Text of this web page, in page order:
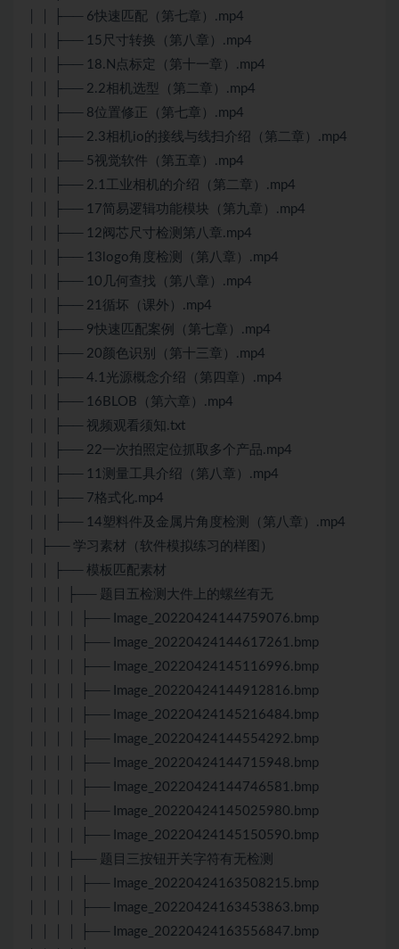
│ │ ├── 6快速匹配（第七章）.mp4
│ │ ├── 15尺寸转换（第八章）.mp4
│ │ ├── 18.N点标定（第十一章）.mp4
│ │ ├── 2.2相机选型（第二章）.mp4
│ │ ├── 8位置修正（第七章）.mp4
│ │ ├── 2.3相机io的接线与线扫介绍（第二章）.mp4
│ │ ├── 5视觉软件（第五章）.mp4
│ │ ├── 2.1工业相机的介绍（第二章）.mp4
│ │ ├── 17简易逻辑功能模块（第九章）.mp4
│ │ ├── 12阀芯尺寸检测第八章.mp4
│ │ ├── 13logo角度检测（第八章）.mp4
│ │ ├── 10几何查找（第八章）.mp4
│ │ ├── 21循坏（课外）.mp4
│ │ ├── 9快速匹配案例（第七章）.mp4
│ │ ├── 20颜色识别（第十三章）.mp4
│ │ ├── 4.1光源概念介绍（第四章）.mp4
│ │ ├── 16BLOB（第六章）.mp4
│ │ ├── 视频观看须知.txt
│ │ ├── 22一次拍照定位抓取多个产品.mp4
│ │ ├── 11测量工具介绍（第八章）.mp4
│ │ ├── 7格式化.mp4
│ │ ├── 14塑料件及金属片角度检测（第八章）.mp4
│ ├── 学习素材（软件模拟练习的样图）
│ │ ├── 模板匹配素材
│ │ │ ├── 题目五检测大件上的螺丝有无
│ │ │ │ ├── Image_20220424144759076.bmp
│ │ │ │ ├── Image_20220424144617261.bmp
│ │ │ │ ├── Image_20220424145116996.bmp
│ │ │ │ ├── Image_20220424144912816.bmp
│ │ │ │ ├── Image_20220424145216484.bmp
│ │ │ │ ├── Image_20220424144554292.bmp
│ │ │ │ ├── Image_20220424144715948.bmp
│ │ │ │ ├── Image_20220424144746581.bmp
│ │ │ │ ├── Image_20220424145025980.bmp
│ │ │ │ ├── Image_20220424145150590.bmp
│ │ │ ├── 题目三按钮开关字符有无检测
│ │ │ │ ├── Image_20220424163508215.bmp
│ │ │ │ ├── Image_20220424163453863.bmp
│ │ │ │ ├── Image_20220424163556847.bmp